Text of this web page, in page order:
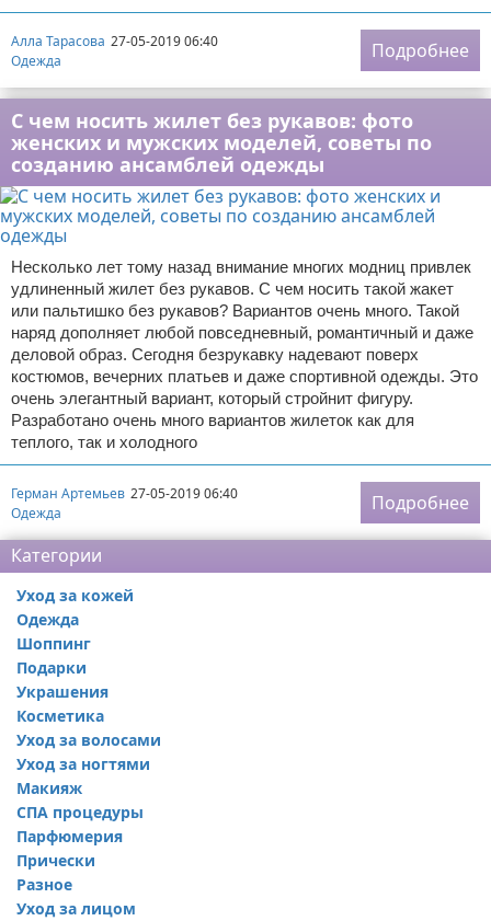
Алла Тарасова 27-05-2019 06:40
Одежда
Подробнее
С чем носить жилет без рукавов: фото
женских и мужских моделей, советы по
созданию ансамблей одежды
Несколько лет тому назад внимание многих модниц привлек
удлиненный жилет без рукавов. С чем носить такой жакет
или пальтишко без рукавов? Вариантов очень много. Такой
наряд дополняет любой повседневный, романтичный и даже
деловой образ. Сегодня безрукавку надевают поверх
костюмов, вечерних платьев и даже спортивной одежды. Это
очень элегантный вариант, который стройнит фигуру.
Разработано очень много вариантов жилеток как для
теплого, так и холодного
Герман Артемьев 27-05-2019 06:40
Одежда
Подробнее
Категории
Уход за кожей
Одежда
Шоппинг
Подарки
Украшения
Косметика
Уход за волосами
Уход за ногтями
Макияж
СПА процедуры
Парфюмерия
Прически
Разное
Уход за лицом